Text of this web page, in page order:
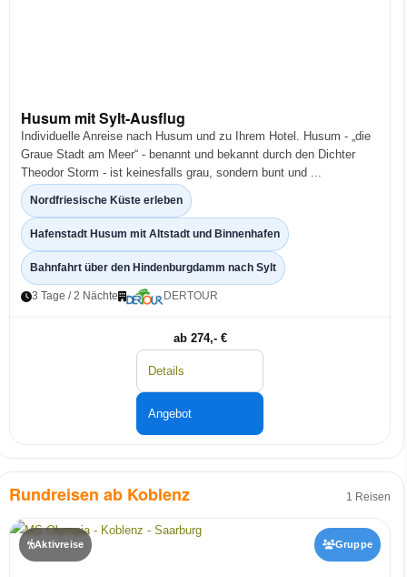
Husum mit Sylt-Ausflug
Individuelle Anreise nach Husum und zu Ihrem Hotel. Husum - „die
Graue Stadt am Meer“ - benannt und bekannt durch den Dichter
Theodor Storm - ist keinesfalls grau, sondern bunt und ...
Nordfriesische Küste erleben
Hafenstadt Husum mit Altstadt und Binnenhafen
Bahnfahrt über den Hindenburgdamm nach Sylt
3 Tage / 2 Nächte DERTOUR
ab 274,- €
Details
Angebot
Rundreisen ab Koblenz 1 Reisen
Aktivreise Gruppe